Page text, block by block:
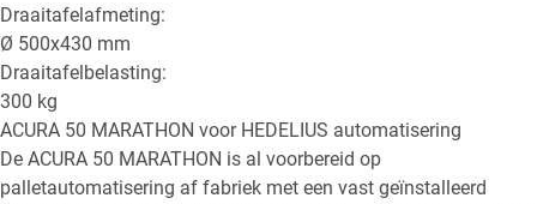
Draaitafelafmeting:
Ø 500x430 mm
Draaitafelbelasting:
300 kg
ACURA 50 MARATHON voor HEDELIUS automatisering
De ACURA 50 MARATHON is al voorbereid op
palletautomatisering af fabriek met een vast geïnstalleerd